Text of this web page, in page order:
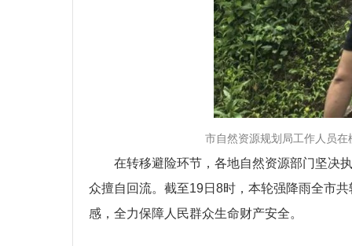
市自然资源规划局工作人员在桃源县
在转移避险环节，各地自然资源部门坚决
众擅自回流。截至19日8时，本轮强降雨全市
感，全力保障人民群众生命财产安全。